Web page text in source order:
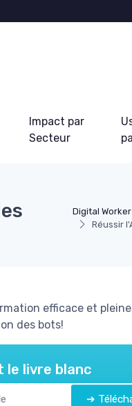
Impact par
Secteur
Digital Worker
Réussir
efficace et pleine
des bots!
le livre blanc
➔